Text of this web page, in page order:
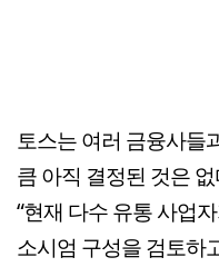
토스는 여러 금융사들
큼 아직 결정된 것은
“현재 다수 유통 사업
소시엄 구성을 검토하